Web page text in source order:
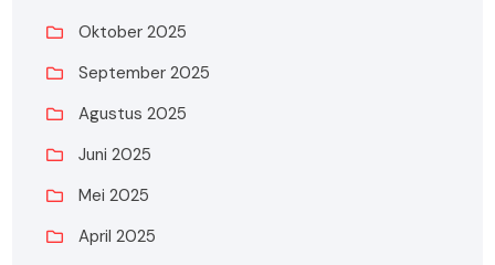
Oktober 2025
September 2025
Agustus 2025
Juni 2025
Mei 2025
April 2025